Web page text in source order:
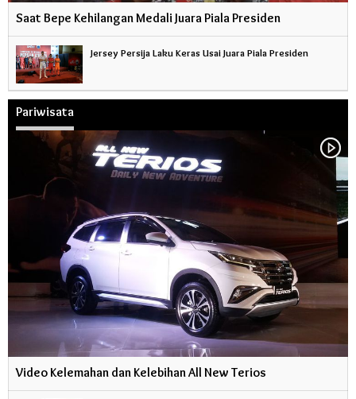
Saat Bepe Kehilangan Medali Juara Piala Presiden
Jersey Persija Laku Keras Usai Juara Piala Presiden
Pariwisata
Video Kelemahan dan Kelebihan All New Terios